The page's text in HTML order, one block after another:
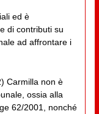
ed è
di contributi su
ad affrontare i
Carmilla non è
ossia alla
62/2001, nonché